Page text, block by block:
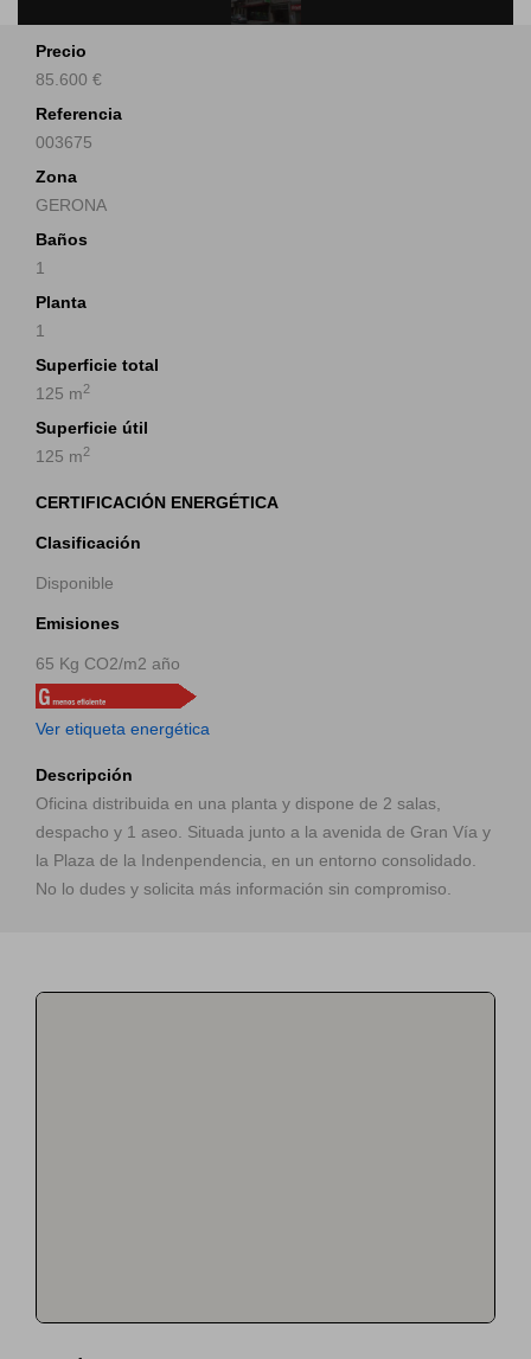
Precio
85.600 €
Referencia
003675
Zona
GERONA
Baños
1
Planta
1
Superficie total
125 m2
Superficie útil
125 m2
CERTIFICACIÓN ENERGÉTICA
Clasificación
Disponible
Emisiones
65 Kg CO2/m2 año
Ver etiqueta energética
Descripción
Oficina distribuida en una planta y dispone de 2 salas,
despacho y 1 aseo. Situada junto a la avenida de Gran Vía y
la Plaza de la Indenpendencia, en un entorno consolidado.
No lo dudes y solicita más información sin compromiso.